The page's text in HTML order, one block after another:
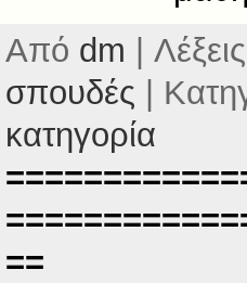
Από dm |
σπουδές |
κατηγορία
==